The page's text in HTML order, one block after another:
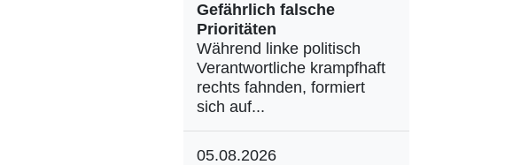
Gefährlich falsche
Prioritäten
Während linke politisch
Verantwortliche krampfhaft
rechts fahnden, formiert
sich auf...
05.08.2026